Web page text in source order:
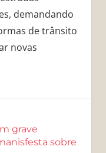
demandando
de trânsito
novas
grave
sobre